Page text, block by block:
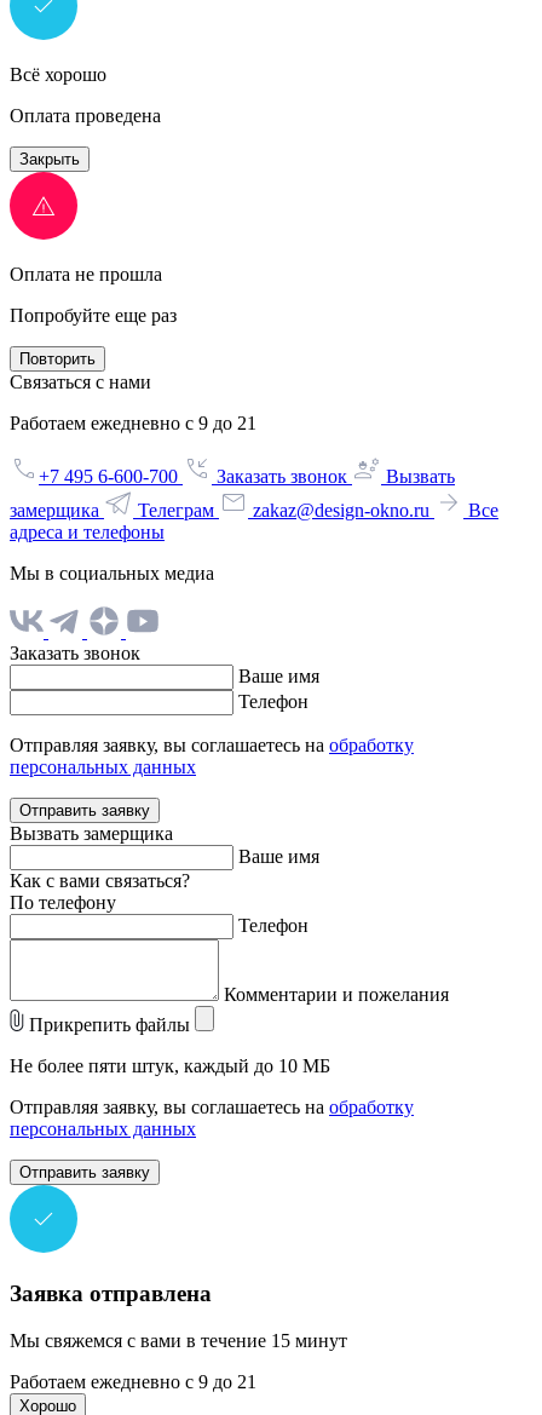
Всё хорошо
Оплата проведена
Закрыть
Оплата не прошла
Попробуйте еще раз
Повторить
Связаться с нами
Работаем ежедневно с 9 до 21
+7 495 6-600-700 Заказать звонок
Вызвать
замерщика
Телеграм zakaz@design-okno.ru
Все
адреса и телефоны
Мы в социальных медиа
Заказать звонок
Ваше имя
Телефон
Отправляя заявку, вы соглашаетесь на обработку
персональных данных
Отправить заявку
Вызвать замерщика
Ваше имя
Как с вами связаться?
По телефону
Телефон
Комментарии и пожелания
Прикрепить файлы
Не более пяти штук, каждый до 10 МБ
Отправляя заявку, вы соглашаетесь на обработку
персональных данных
Отправить заявку
Заявка отправлена
Мы свяжемся с вами в течение 15 минут
Работаем ежедневно с 9 до 21
Хорошо